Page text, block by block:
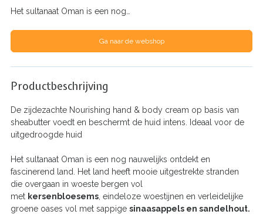
Het sultanaat Oman is een nog…
Ga naar de webshop
Productbeschrijving
De zijdezachte Nourishing hand & body cream op basis van
sheabutter voedt en beschermt de huid intens. Ideaal voor de
uitgedroogde huid
Het sultanaat Oman is een nog nauwelijks ontdekt en
fascinerend land. Het land heeft mooie uitgestrekte stranden
die overgaan in woeste bergen vol
met kersenbloesems , eindeloze woestijnen en verleidelijke
groene oases vol met sappige sinaasappels en sandelhout.